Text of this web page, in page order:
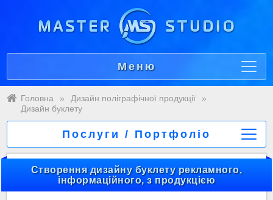
Меню
Головна » Дизайн поліграфічної продукції
»
Дизайн буклету
Послуги / Портфоліо
Створення дизайну буклету рекламного,
інформаційного, з продукцією